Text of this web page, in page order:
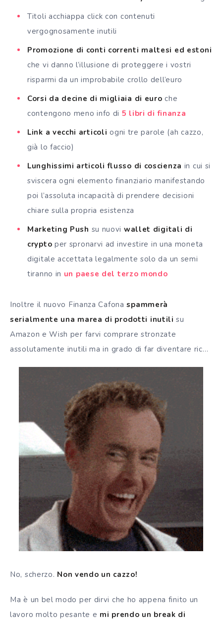
Titoli acchiappa click con contenuti
vergognosamente inutili
Promozione di conti correnti maltesi ed estoni
che vi danno l’illusione di proteggere i vostri
risparmi da un improbabile crollo dell’euro
Corsi da decine di migliaia di euro che
contengono meno info di 5 libri di finanza
Link a vecchi articoli ogni tre parole (ah cazzo,
già lo faccio)
Lunghissimi articoli flusso di coscienza in cui si
sviscera ogni elemento finanziario manifestando
poi l’assoluta incapacità di prendere decisioni
chiare sulla propria esistenza
Marketing Push su nuovi wallet digitali di
crypto per spronarvi ad investire in una moneta
digitale accettata legalmente solo da un semi
tiranno in un paese del terzo mondo
Inoltre il nuovo Finanza Cafonaspammerà
serialmente una marea di prodotti inutili su
Amazon e Wish per farvi comprare stronzate
assolutamente inutili ma in grado di far diventare ric…
No, scherzo. Non vendo un cazzo!
Ma è un bel modo per dirvi che ho appena finito un
lavoro molto pesante e mi prendo un break di